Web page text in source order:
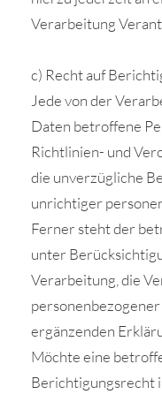
Verarbeitung
c) Recht auf
Jede von der
Daten betroffene
Richtlinien- und
die unverzügliche
unrichtiger
Ferner steht der
unter
Verarbeitung, die
ergänzenden
Möchte eine
Berichtigungsrecht